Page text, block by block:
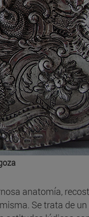
anatomía,
Se trata de